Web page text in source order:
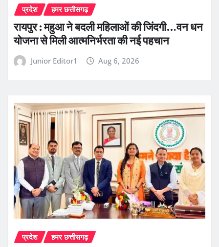
प्रदेश हमर छत्तीसगढ़
रायपुर : महुआ ने बदली महिलाओं की जिंदगी…वन धन
योजना से मिली आत्मनिर्भरता की नई पहचान
Junior Editor1 Aug 6, 2026
प्रदेश हमर छत्तीसगढ़